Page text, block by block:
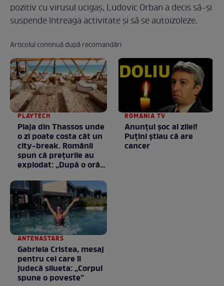
pozitiv cu virusul ucigaș, Ludovic Orban a decis să-și
suspende întreaga activitate și să se autoizoleze.
Articolul continuă după recomandări
PLAYTECH
Plaja din Thassos unde
o zi poate costa cât un
city-break. Românii
spun că prețurile au
explodat: „După o oră
ROMANIA TV
Anunţul şoc al zilei!
Puţini ştiau că are
cancer
ANTENASTARS
Gabriela Cristea, mesaj
pentru cei care îi
judecă silueta: „Corpul
spune o poveste”